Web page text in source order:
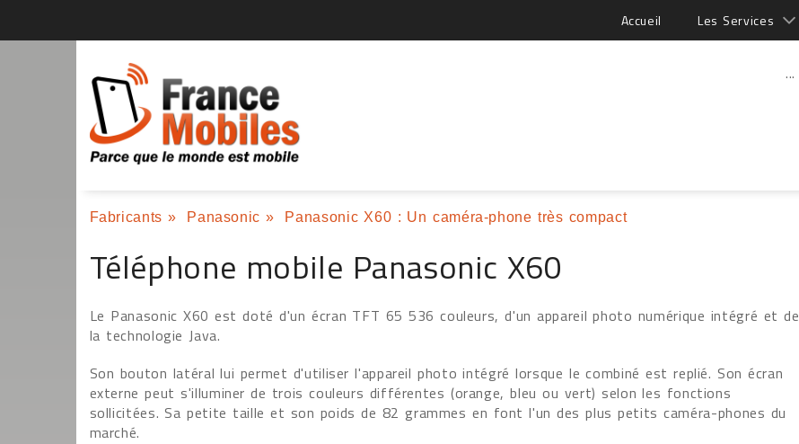
Accueil Les Services
...
Fabricants » Panasonic » Panasonic X60 : Un caméra-phone très compact
Téléphone mobile Panasonic X60
Le Panasonic X60 est doté d'un écran TFT 65 536 couleurs, d'un appareil photo numérique intégré et de
la technologie Java.
Son bouton latéral lui permet d'utiliser l'appareil photo intégré lorsque le combiné est replié. Son écran
externe peut s'illuminer de trois couleurs différentes (orange, bleu ou vert) selon les fonctions
sollicitées. Sa petite taille et son poids de 82 grammes en font l'un des plus petits caméra-phones du
marché.